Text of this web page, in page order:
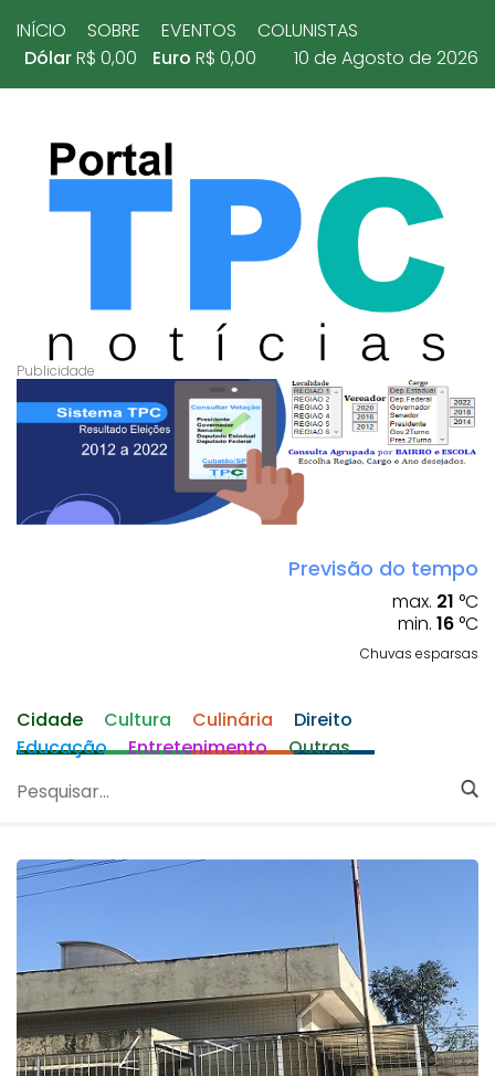
INÍCIO SOBRE EVENTOS
COLUNISTAS
DólarR$ 0,00 Euro R$ 0,00 10 de Agosto de 2026
Previsão do tempo
max. 21 °C
min. 16 °C
Chuvas esparsas
Cidade Cultura Culinária
Direito
Educação
Entretenimento Outras